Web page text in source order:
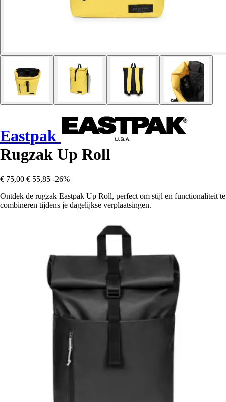
Eastpak
Rugzak Up Roll
€ 75,00 € 55,85 -26%
Ontdek de rugzak Eastpak Up Roll, perfect om stijl en functionaliteit te
combineren tijdens je dagelijkse verplaatsingen.